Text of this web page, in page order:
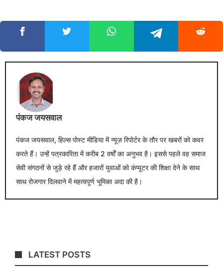
पंकज जयसवाल
पंकज जयसवाल, हिल्स पोस्ट मीडिया में न्यूज़ रिपोर्टर के तौर पर खबरों को कवर
करते हैं। उन्हें पत्रकारिता में करीब 2 वर्षों का अनुभव है। इससे पहले वह समाज
सेवी संगठनों से जुड़े रहे हैं और हजारों युवाओं को कंप्यूटर की शिक्षा देने के साथ
साथ रोजगार दिलवाने में महत्वपूर्ण भूमिका अदा की है।
LATEST POSTS